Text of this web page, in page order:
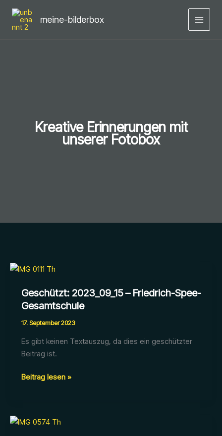
Inhalt
springen
meine-bilderbox
Kreative Erinnerungen mit
unserer Fotobox
Geschützt: 2023_09_15 – Friedrich-Spee-
Gesamtschule
17. September 2023
Es gibt keinen Textauszug, da dies ein geschützter
Beitrag ist.
Geschützt:
Spee-
Beitrag lesen »